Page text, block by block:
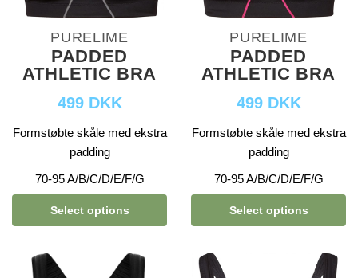
PURELIME
PADDED
ATHLETIC BRA
499 DKK
Formstøbte skåle med ekstra
padding
70-95 A/B/C/D/E/F/G
Select options
PURELIME
PADDED
ATHLETIC BRA
499 DKK
Formstøbte skåle med ekstra
padding
70-95 A/B/C/D/E/F/G
Select options